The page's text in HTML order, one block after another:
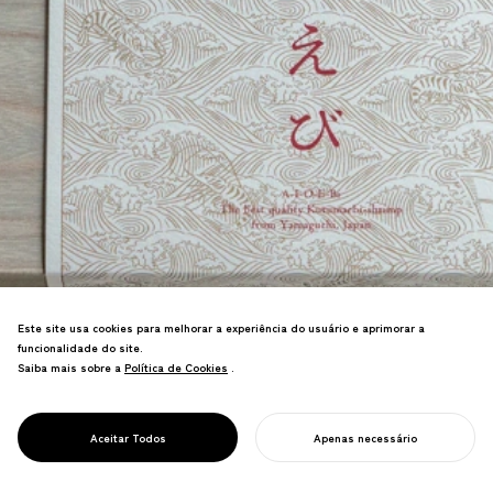
PROJECT
AIOEBI
tecnologia de aquicultura de camarão e
sua herança pioneira.
Este site usa cookies para melhorar a experiência do usuário e aprimorar a
funcionalidade do site.
Saiba mais sobre a Política de Cookies
Política de Cookies .
Aceitar Todos Apenas necessário